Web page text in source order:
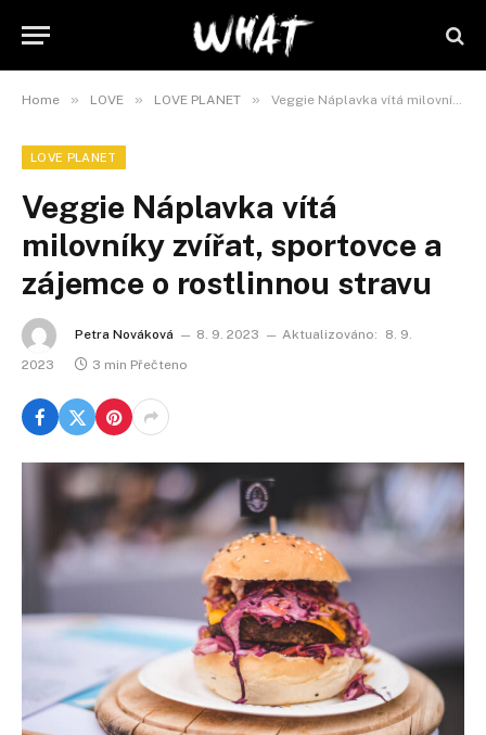
Home » LOVE » LOVE PLANET » Veggie Náplavka vítá milovníky zvířat, sportovce a zájemce o rostlinnou stravu
LOVE PLANET
Veggie Náplavka vítá
milovníky zvířat, sportovce a
zájemce o rostlinnou stravu
Petra Nováková 8. 9. 2023 Aktualizováno:
8. 9.
2023
3 min Přečteno